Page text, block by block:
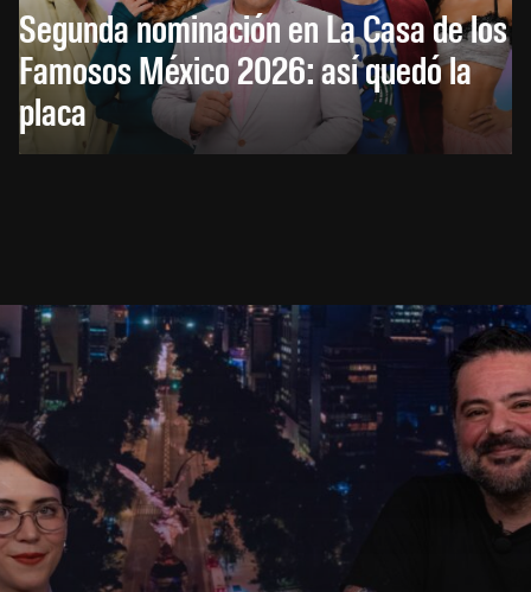
Segunda nominación en La Casa de los
Famosos México 2026: así quedó la
placa